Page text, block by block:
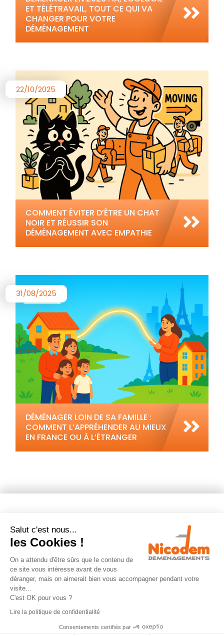
ET TÉLÉTRAVAIL, TOUT CE QUI VA
CHANGER POUR VOTRE
DÉMÉNAGEMENT
22/10/2025
COMMENT ÉVITER D’ÊTRE UN CHAT
NOIR ET RÉUSSIR SON
DÉMÉNAGEMENT AVEC EMPATHIE
31/08/2025
DÉMÉNAGER LOIN DE SA FAMILLE :
COMMENT L’APPRÉHENDER AU MIEUX
EN FRANCE OU À L’ÉTRANGER
NOS PRESTATIONS
Garde meuble
Location monte-meuble
Calculateur de volume
Salut c'est nous...
les Cookies !
On a attendu d'être sûrs que le contenu de
ce site vous intéresse avant de vous
déranger, mais on aimerait bien vous accompagner pendant votre
visite...
C'est OK pour vous ?
Lire la politique de confidentialité
Consentements certifiés par